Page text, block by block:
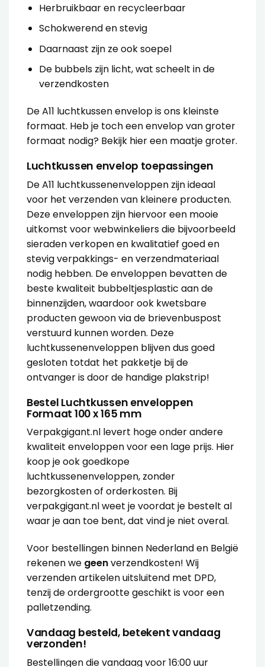
Herbruikbaar en recycleerbaar
Schokwerend en stevig
Daarnaast zijn ze ook soepel
De bubbels zijn licht, wat scheelt in de
verzendkosten
De A11 luchtkussen envelop is ons kleinste
formaat. Heb je toch een envelop van groter
formaat nodig? Bekijk hiereen maatje groter.
Luchtkussen envelop toepassingen
De A11 luchtkussenenveloppen zijn ideaal
voor het verzenden van kleinere producten.
Deze enveloppen zijn hiervoor een mooie
uitkomst voor webwinkeliers die bijvoorbeeld
sieraden verkopen en kwalitatief goed en
stevig verpakkings- en verzendmateriaal
nodig hebben. De enveloppen bevatten de
beste kwaliteit bubbeltjesplastic aan de
binnenzijden, waardoor ook kwetsbare
producten gewoon via de brievenbuspost
verstuurd kunnen worden. Deze
luchtkussenenveloppen blijven dus goed
gesloten totdat het pakketje bij de
ontvanger is door de handige plakstrip!
Bestel Luchtkussen enveloppen
Formaat 100 x 165 mm
Verpakgigant.nl levert hoge onder andere
kwaliteit enveloppen voor een lage prijs. Hier
koop je ook goedkope
luchtkussenenveloppen, zonder
bezorgkosten of orderkosten. Bij
verpakgigant.nl weet je voordat je bestelt al
waar je aan toe bent, dat vind je niet overal.
Voor bestellingen binnen Nederland en België
rekenen we geenverzendkosten! Wij
verzenden artikelen uitsluitend met DPD,
tenzij de ordergrootte geschikt is voor een
palletzending.
Vandaag besteld, betekent vandaag
verzonden!
Bestellingen die vandaag voor 16:00 uur